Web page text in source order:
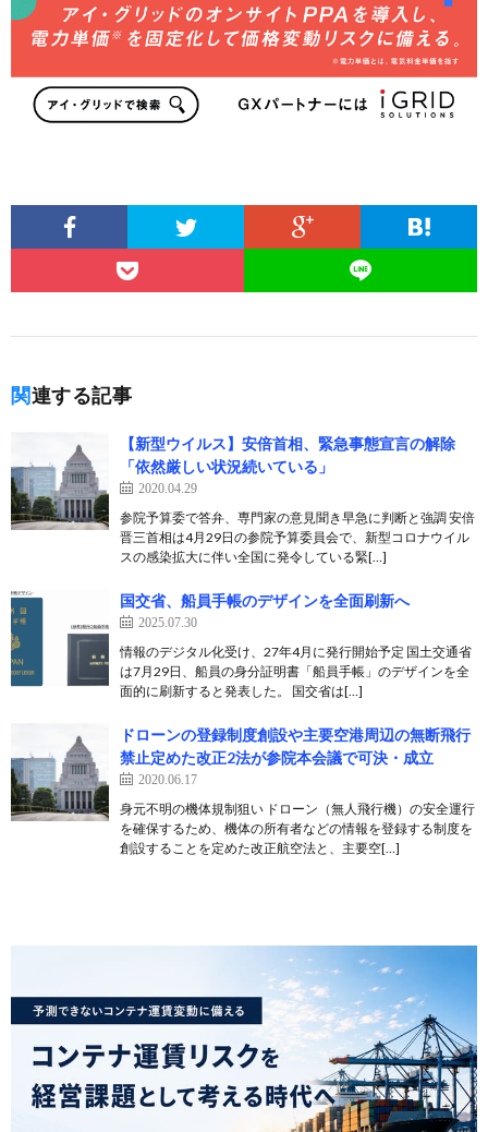
関連する記事
【新型ウイルス】安倍首相、緊急事態宣言の解除
「依然厳しい状況続いている」
2020.04.29
参院予算委で答弁、専門家の意見聞き早急に判断と強調 安倍
晋三首相は4月29日の参院予算委員会で、新型コロナウイル
スの感染拡大に伴い全国に発令している緊[…]
国交省、船員手帳のデザインを全面刷新へ
2025.07.30
情報のデジタル化受け、27年4月に発行開始予定 国土交通省
は7月29日、船員の身分証明書「船員手帳」のデザインを全
面的に刷新すると発表した。 国交省は[…]
ドローンの登録制度創設や主要空港周辺の無断飛行
禁止定めた改正2法が参院本会議で可決・成立
2020.06.17
身元不明の機体規制狙い ドローン（無人飛行機）の安全運行
を確保するため、機体の所有者などの情報を登録する制度を
創設することを定めた改正航空法と、主要空[…]